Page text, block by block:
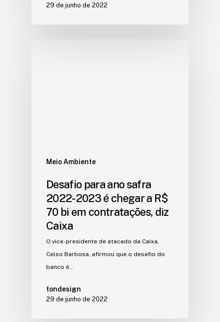
29 de junho de 2022
Meio Ambiente
Desafio para ano safra
2022-2023 é chegar a R$
70 bi em contratações, diz
Caixa
O vice-presidente de atacado da Caixa,
Celso Barbosa, afirmou que o desafio do
banco é…
tondesign
29 de junho de 2022